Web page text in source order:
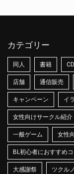
カテゴリー
同人 書籍
店舗 通信販売
キャンペーン イ
女性向けサークル紹介
一般ゲーム 女性
BL初心者におすすめ
大感謝祭 ツクル